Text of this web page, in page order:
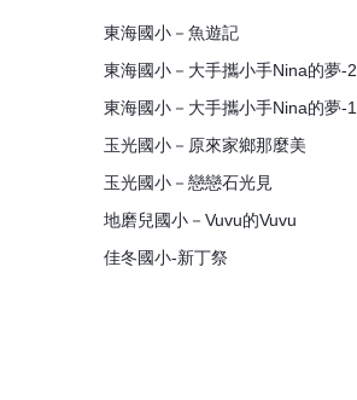
東海國小－魚遊記
東海國小－大手攜小手Nina的夢-2
東海國小－大手攜小手Nina的夢-1
玉光國小－原來家鄉那麼美
玉光國小－戀戀石光見
地磨兒國小－Vuvu的Vuvu
佳冬國小-新丁祭